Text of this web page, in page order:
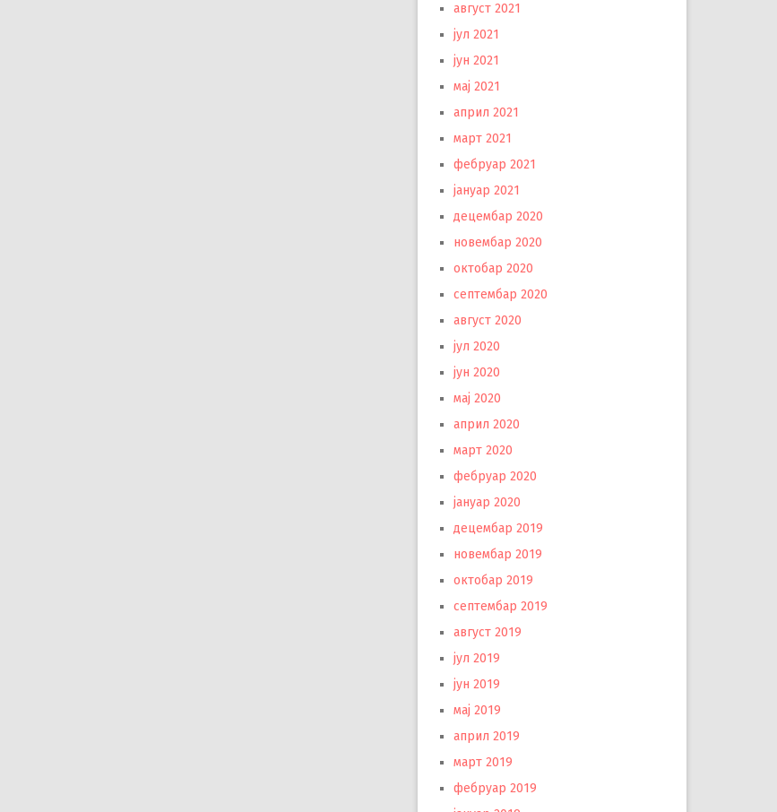
август 2021
јул 2021
јун 2021
мај 2021
април 2021
март 2021
фебруар 2021
јануар 2021
децембар 2020
новембар 2020
октобар 2020
септембар 2020
август 2020
јул 2020
јун 2020
мај 2020
април 2020
март 2020
фебруар 2020
јануар 2020
децембар 2019
новембар 2019
октобар 2019
септембар 2019
август 2019
јул 2019
јун 2019
мај 2019
април 2019
март 2019
фебруар 2019